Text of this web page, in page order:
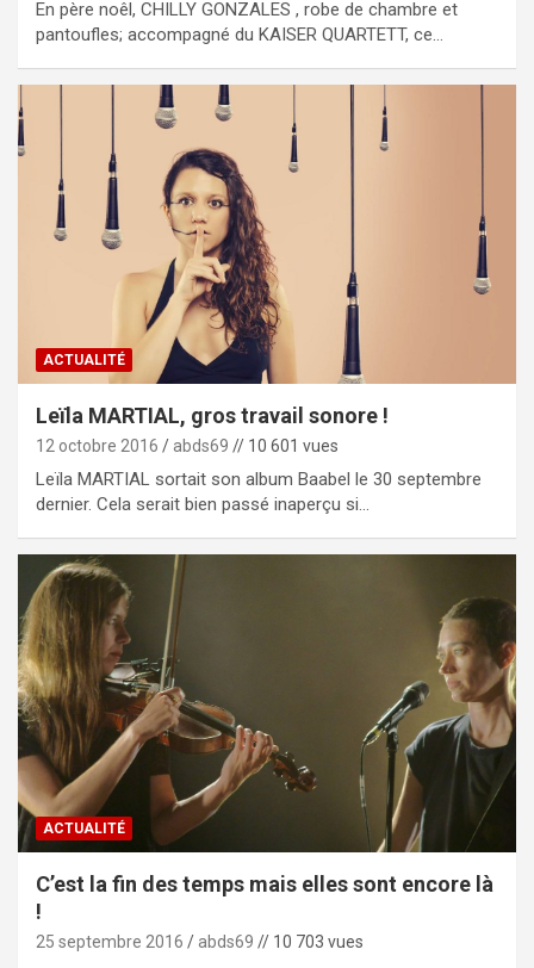
En père noêl, CHILLY GONZALES , robe de chambre et
pantoufles; accompagné du KAISER QUARTETT, ce…
ACTUALITÉ
Leïla MARTIAL, gros travail sonore !
12 octobre 2016 abds69 // 10 601 vues
Leïla MARTIAL sortait son album Baabel le 30 septembre
dernier. Cela serait bien passé inaperçu si…
ACTUALITÉ
C’est la fin des temps mais elles sont encore là
!
25 septembre 2016 abds69 // 10 703 vues